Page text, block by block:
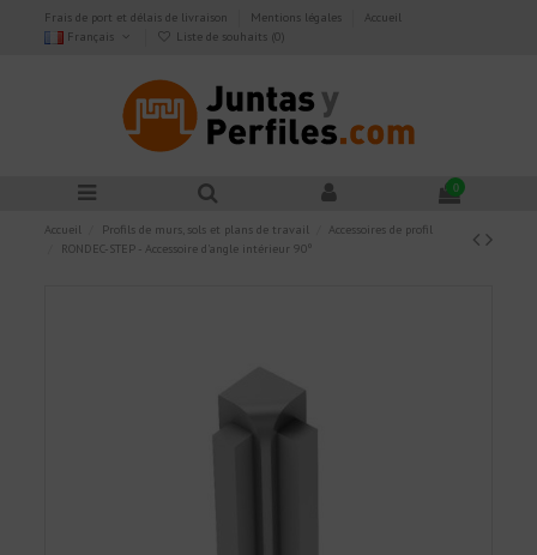
Frais de port et délais de livraison Mentions légales
Accueil
Français
Liste de souhaits (0)
0
Accueil Profils de murs, sols et plans de travail
Accessoires de profil
RONDEC-STEP - Accessoire d'angle intérieur 90º